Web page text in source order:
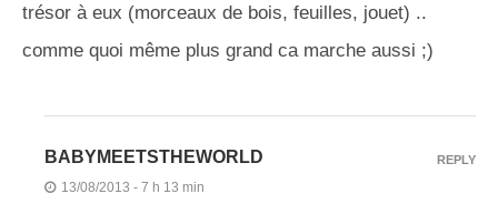
trésor à eux (morceaux de bois, feuilles, jouet) ..
comme quoi même plus grand ca marche aussi ;)
BABYMEETSTHEWORLD
13/08/2013 - 7 h 13 min
REPLY